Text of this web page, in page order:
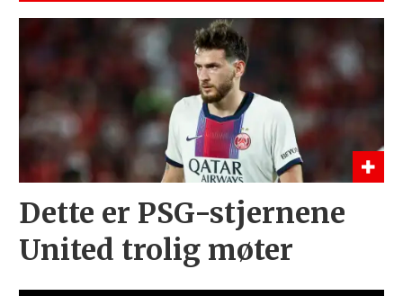
Dette er PSG-stjernene
United trolig møter